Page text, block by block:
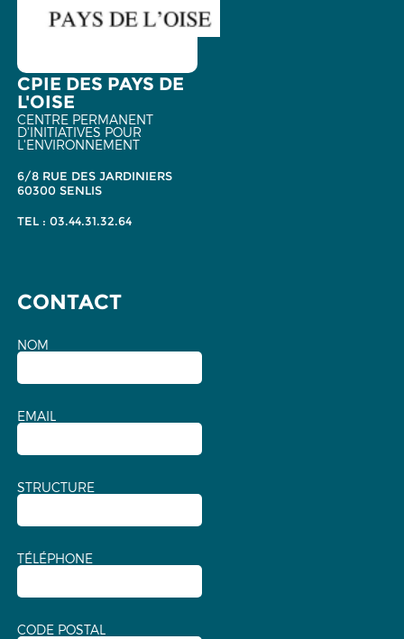
CPIE DES PAYS DE
L'OISE
CENTRE PERMANENT
D'INITIATIVES POUR
L'ENVIRONNEMENT
6/8 RUE DES JARDINIERS
60300 SENLIS
TEL : 03.44.31.32.64
CONTACT
NOM
EMAIL
STRUCTURE
TÉLÉPHONE
CODE POSTAL